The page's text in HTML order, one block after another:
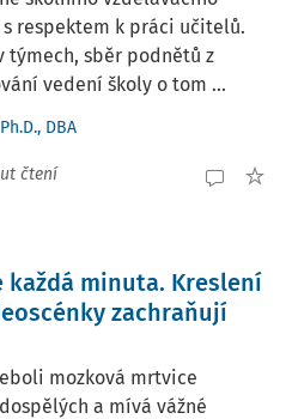
respektem k práci učitelů.
týmech, sběr podnětů z
vedení školy o tom ...
DBA
čtení
minuta. Kreslení
zachraňují
mozková mrtvice
a mívá vážné